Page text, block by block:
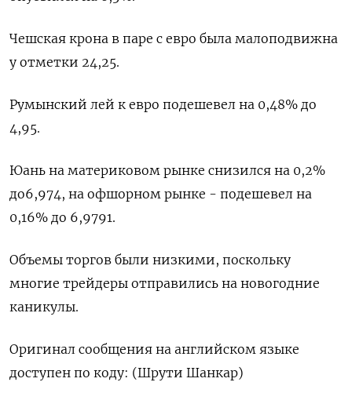
Чешская крона в паре с евро была малоподвижна
у отметки 24,25.
Румынский лей к евро подешевел на 0,48% до
4,95.
Юань на материковом рынке снизился на 0,2%
до​ 6,974​, на офшорном рынке - подешевел на
0,16% до 6,9791.
Объемы торгов были низкими, поскольку
многие трейдеры отправились на новогодние
каникулы.
Оригинал сообщения на английском языке
доступен по коду: (Шрути Шанкар)